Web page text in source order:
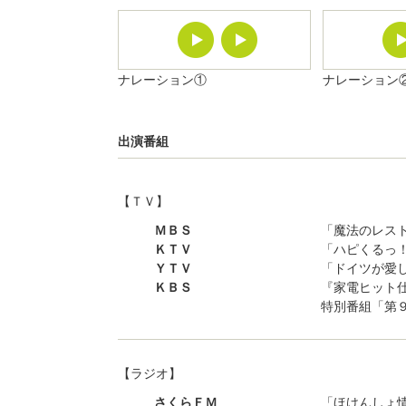
ナレーション① ナレーション
出演番組
【ＴＶ】
ＭＢＳ
「魔法のレス
ＫＴＶ
「ハピくるっ
ＹＴＶ
「ドイツが
ＫＢＳ
『家電ヒッ
特別番組「第
【ラジオ】
さくらＦＭ
「ほけんしょ